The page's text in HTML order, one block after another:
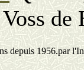
de
depuis 1956.par